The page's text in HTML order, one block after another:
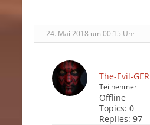
24. Mai 2018 um 00:15 Uhr
The-Evil-GER
Teilnehmer
Offline
Topics: 0
Replies: 97